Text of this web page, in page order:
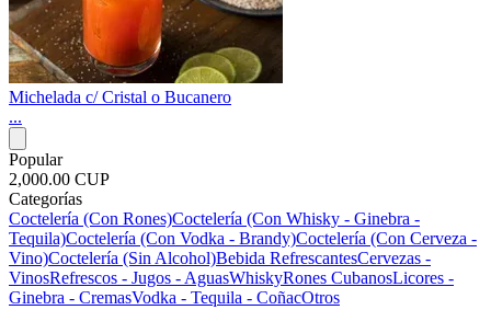
Michelada c/ Cristal o Bucanero
...
Popular
2,000.00 CUP
Categorías
Coctelería (Con Rones)Coctelería (Con Whisky - Ginebra -
Tequila)Coctelería (Con Vodka - Brandy)Coctelería (Con Cerveza -
Vino)Coctelería (Sin Alcohol)Bebida RefrescantesCervezas -
VinosRefrescos - Jugos - AguasWhiskyRones CubanosLicores -
Ginebra - CremasVodka - Tequila - CoñacOtros